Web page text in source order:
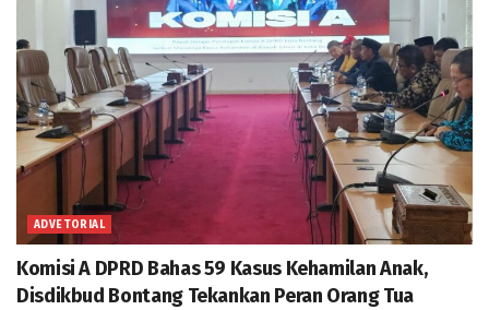
ADVETORIAL
Komisi A DPRD Bahas 59 Kasus Kehamilan Anak,
Disdikbud Bontang Tekankan Peran Orang Tua